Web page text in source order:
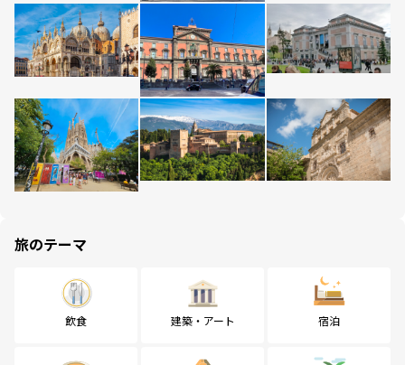
旅のテーマ
飲食 建築・アート 宿泊